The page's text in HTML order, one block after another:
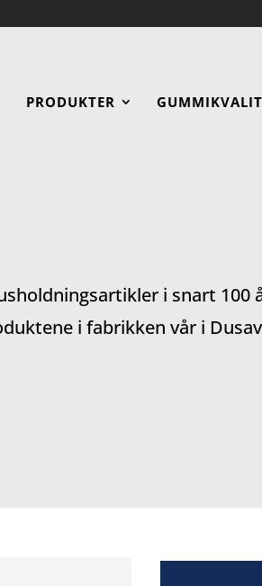
PRODUKTER
i snart 100
i fabrikken vår i